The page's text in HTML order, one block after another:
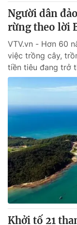
Người dân
rừng theo lời
VTV.vn - Hơn 60
việc trồng cây,
tiền tiêu đang trở
Khởi tố 21